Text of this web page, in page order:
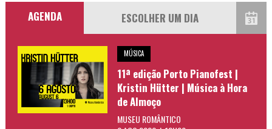
AGENDA
MÚSICA
11ª edição Porto Pianofest |
Kristin Hütter | Música à Hora
de Almoço
MUSEU ROMÂNTICO